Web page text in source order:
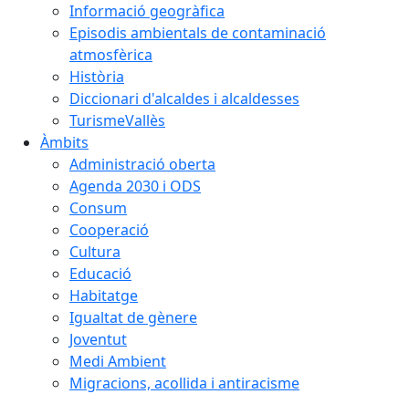
Informació geogràfica
Episodis ambientals de contaminació
atmosfèrica
Història
Diccionari d'alcaldes i alcaldesses
TurismeVallès
Àmbits
Administració oberta
Agenda 2030 i ODS
Consum
Cooperació
Cultura
Educació
Habitatge
Igualtat de gènere
Joventut
Medi Ambient
Migracions, acollida i antiracisme